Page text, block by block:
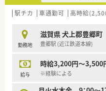
駅チカ 車通勤可 高時給
勤務地
滋賀県 犬上郡豊郷町
豊郷駅 (近江鉄道本線)
給与
時給3,200円～3,500
※経験による